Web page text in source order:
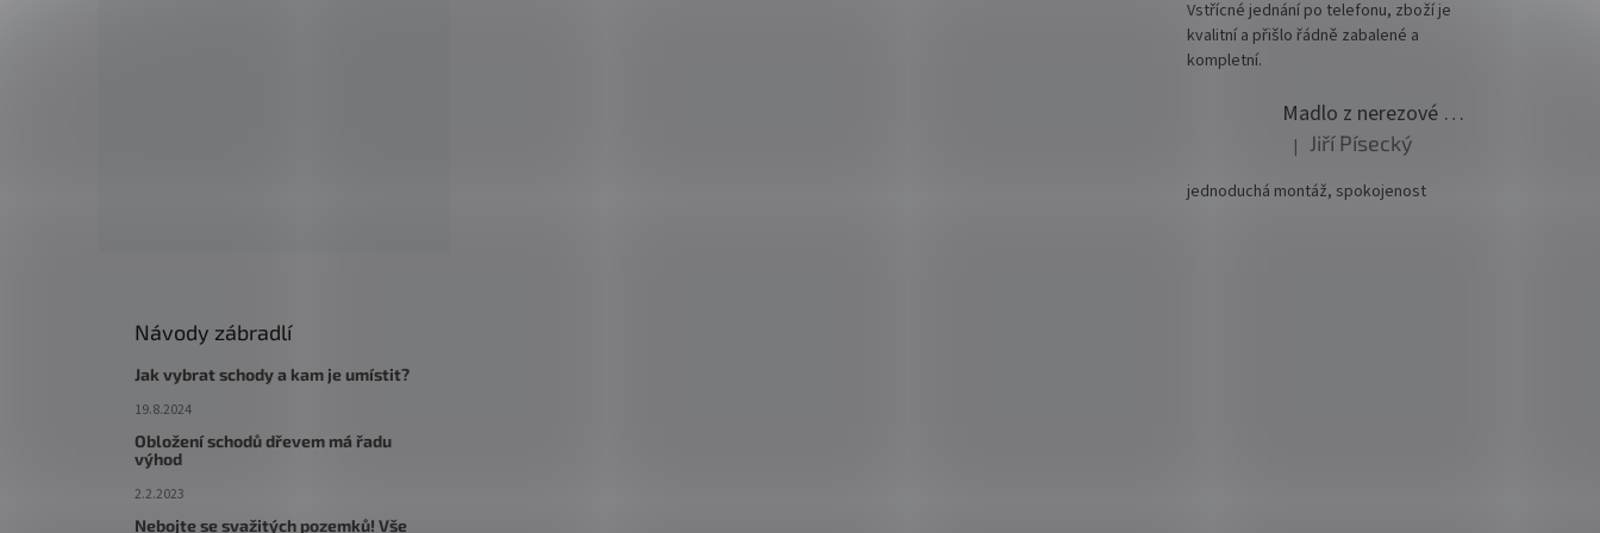
Vstřícné jednání po telefonu, zboží je
kvalitní a přišlo řádně zabalené a
kompletní.
Madlo z nerezové oceli pr. 42,4mm komplet - model 0116 - 3000mm
Hodnocení produktu je 5 z 5 hvězdiček.
| Jiří Písecký
jednoduchá montáž, spokojenost
Návody zábradlí
Jak vybrat schody a kam je umístit?
19.8.2024
Obložení schodů dřevem má řadu
výhod
2.2.2023
Nebojte se svažitých pozemků! Vše